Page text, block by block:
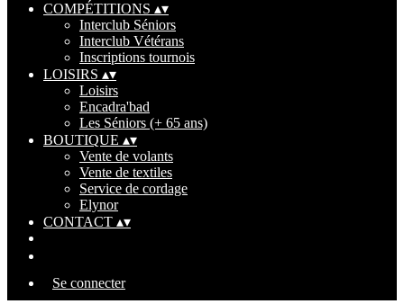
COMPÉTITIONS ▴▾
Interclub Séniors
Interclub Vétérans
Inscriptions tournois
LOISIRS ▴▾
Loisirs
Encadra'bad
Les Séniors (+ 65 ans)
BOUTIQUE ▴▾
Vente de volants
Vente de textiles
Service de cordage
Elynor
CONTACT ▴▾
Se connecter